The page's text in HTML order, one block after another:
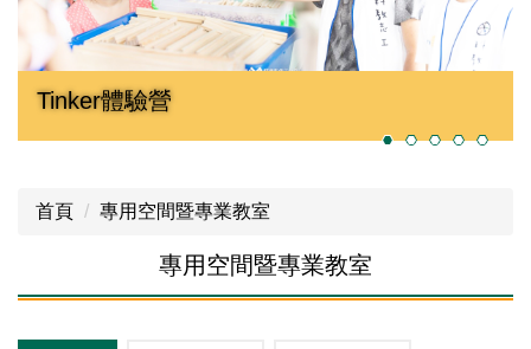
Tinker體驗營
科學遊戲設計 課程成果展__
首頁 專用空間暨專業教室
專用空間暨專業教室